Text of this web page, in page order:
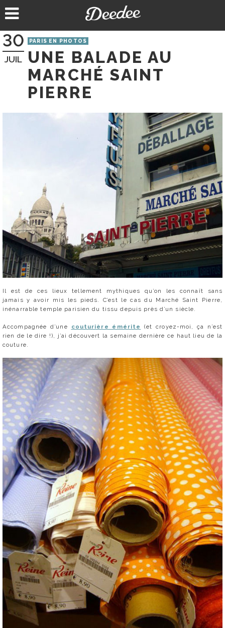
au
30
JUIL
PARIS EN PHOTOS
UNE BALADE AU
MARCHÉ SAINT
PIERRE
Il est de ces lieux tellement mythiques qu’on les connaît sans
jamais y avoir mis les pieds. C’est le cas du Marché Saint Pierre,
inénarrable temple parisien du tissu depuis près d’un siècle.
Accompagnée d’une couturière émérite
(et croyez-moi, ça n’est
rien de le dire !), j’ai découvert la semaine dernière ce haut lieu de la
couture.